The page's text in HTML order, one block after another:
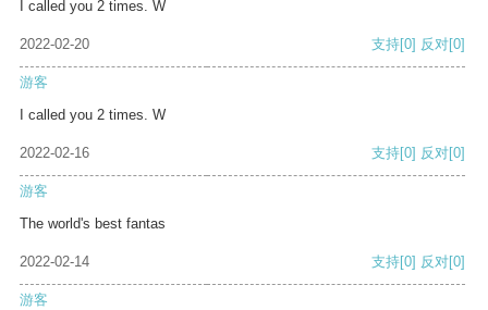
I called you 2 times. W
2022-02-20 支持[0] 反对[0]
游客
I called you 2 times. W
2022-02-16 支持[0] 反对[0]
游客
The world's best fantas
2022-02-14 支持[0] 反对[0]
游客